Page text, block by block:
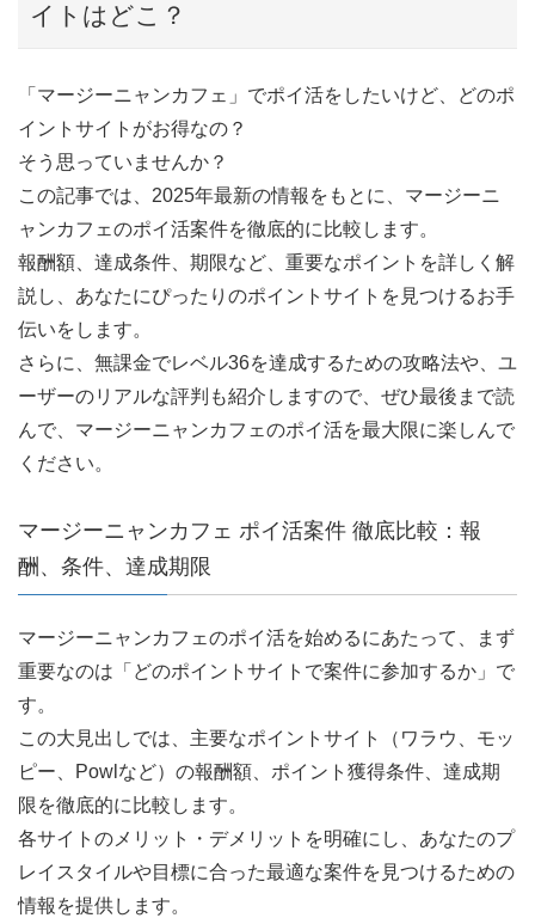
イトはどこ？
「マージーニャンカフェ」でポイ活をしたいけど、どのポ
イントサイトがお得なの？
そう思っていませんか？
この記事では、2025年最新の情報をもとに、マージーニ
ャンカフェのポイ活案件を徹底的に比較します。
報酬額、達成条件、期限など、重要なポイントを詳しく解
説し、あなたにぴったりのポイントサイトを見つけるお手
伝いをします。
さらに、無課金でレベル36を達成するための攻略法や、ユ
ーザーのリアルな評判も紹介しますので、ぜひ最後まで読
んで、マージーニャンカフェのポイ活を最大限に楽しんで
ください。
マージーニャンカフェ ポイ活案件 徹底比較：報
酬、条件、達成期限
マージーニャンカフェのポイ活を始めるにあたって、まず
重要なのは「どのポイントサイトで案件に参加するか」で
す。
この大見出しでは、主要なポイントサイト（ワラウ、モッ
ピー、Powlなど）の報酬額、ポイント獲得条件、達成期
限を徹底的に比較します。
各サイトのメリット・デメリットを明確にし、あなたのプ
レイスタイルや目標に合った最適な案件を見つけるための
情報を提供します。